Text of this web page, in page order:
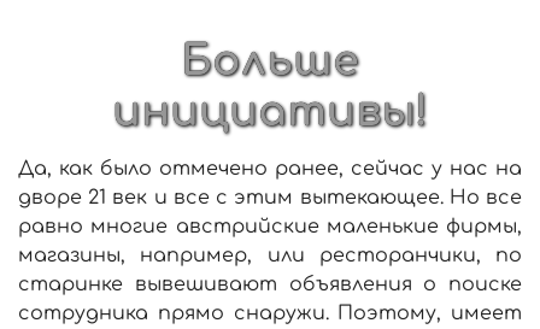
Больше
инициативы!
Да, как было отмечено ранее, сейчас у нас на
дворе 21 век и все с этим вытекающее. Но все
равно многие австрийские маленькие фирмы,
магазины, например, или ресторанчики, по
старинке вывешивают объявления о поиске
сотрудника прямо снаружи. Поэтому, имеет